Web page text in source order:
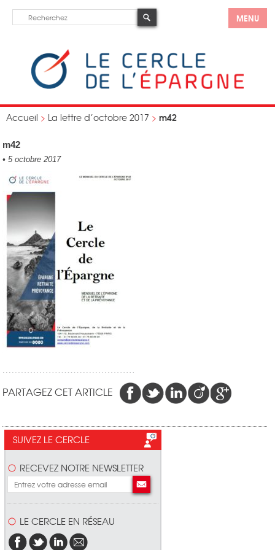
MENU
Accueil > La lettre d’octobre 2017 > m42
m42
• 5 octobre 2017
PARTAGEZ CET ARTICLE
SUIVEZ LE CERCLE
RECEVEZ NOTRE NEWSLETTER
LE CERCLE EN RÉSEAU